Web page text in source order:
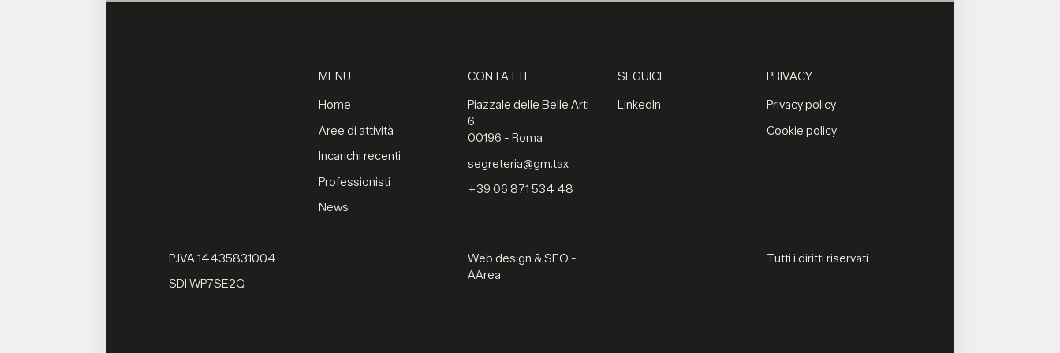
MENU
Home
Aree di attività
Incarichi recenti
Professionisti
News
CONTATTI
Piazzale delle Belle Arti
6
00196 - Roma
segreteria@gm.tax
+39 06 871 534 48
SEGUICI
LinkedIn
PRIVACY
Privacy policy
Cookie policy
P.IVA 14435831004
SDI WP7SE2Q
Web design & SEO -
AArea
Tutti i diritti riservati